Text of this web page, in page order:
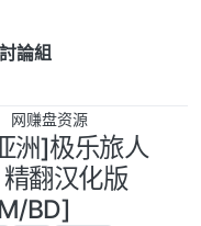
論組
网赚盘资源
洲]极乐旅人
翻汉化版
BD]